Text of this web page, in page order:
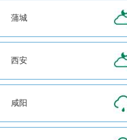
蒲城
西安
咸阳